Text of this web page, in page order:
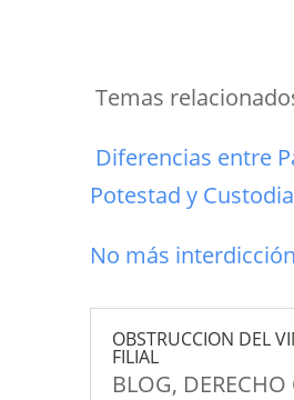
Temas
Diferencias entre
Potestad y Custodia
No más interdicción
OBSTRUCCION DEL
FILIAL
BLOG, DERECHO